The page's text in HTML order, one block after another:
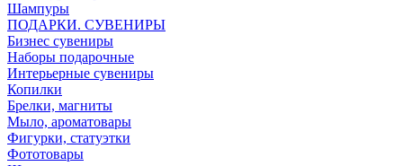
Шампуры
ПОДАРКИ. СУВЕНИРЫ
Бизнес сувениры
Наборы подарочные
Интерьерные сувениры
Копилки
Брелки, магниты
Мыло, ароматовары
Фигурки, статуэтки
Фототовары